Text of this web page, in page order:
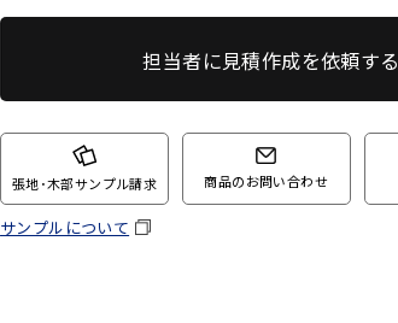
担当者に見積作成を依頼する
張地･木部サンプル請求 商品のお問い合わせ
サンプルについて